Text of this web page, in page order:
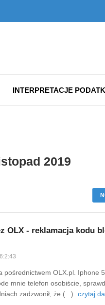
INTERPRETACJE
2019
OLX - reklamacja kodu
pośrednictwem OLX.pl. Iphone
mnie telefon osobiście,
zadzwonił, że (...)
czytaj